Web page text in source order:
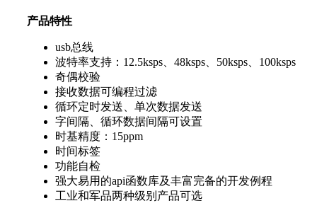
产品特性
usb总线
波特率支持：12.5ksps、48ksps、50ksps、100ksps
奇偶校验
接收数据可编程过滤
循环定时发送、单次数据发送
字间隔、循环数据间隔可设置
时基精度：15ppm
时间标签
功能自检
强大易用的api函数库及丰富完备的开发例程
工业和军品两种级别产品可选